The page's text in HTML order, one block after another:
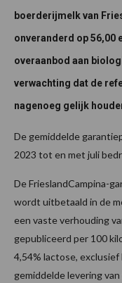
boerderijmelk van
onveranderd op 56,00
overaanbod aan
verwachting dat de
nagenoeg gelijk
De gemiddelde
2023 tot en met juli
De FrieslandCampina-
wordt uitbetaald in de
een vaste verhouding
gepubliceerd per 100
4,54% lactose,
gemiddelde levering